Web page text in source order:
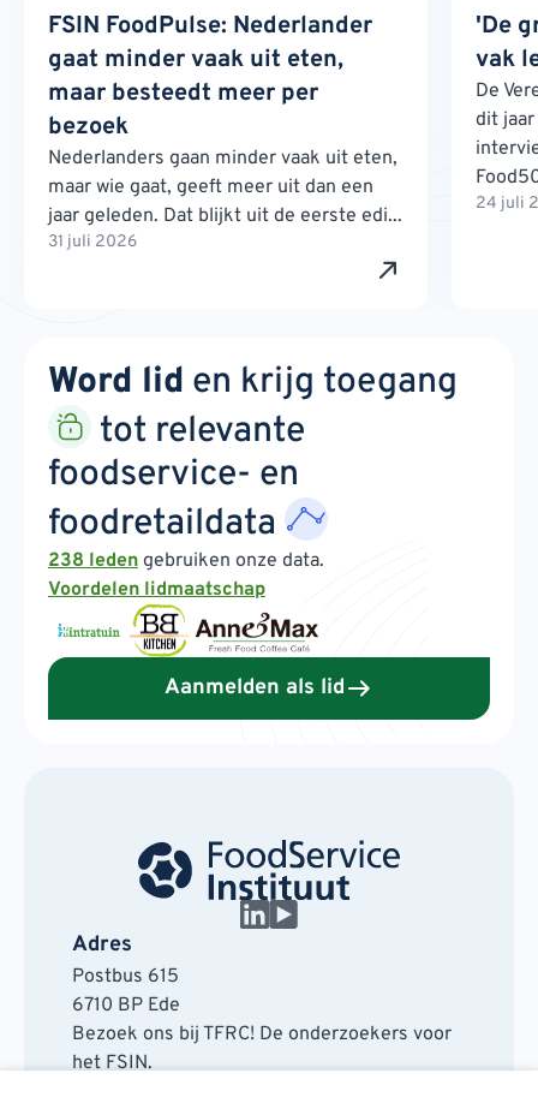
FSIN FoodPulse: Nederlander
gaat minder vaak uit eten,
maar besteedt meer per
bezoek
Nederlanders gaan minder vaak uit eten,
maar wie gaat, geeft meer uit dan een
jaar geleden. Dat blijkt uit de eerste edi...
31 juli 2026
'De
vak
De
dit
24 juli
Word lid en krijg toegang
tot relevante
foodservice- en
foodretaildata
238 leden gebruiken onze data.
Voordelen lidmaatschap
Aanmelden als lid
Adres
Postbus 615
6710 BP Ede
Bezoek ons bij TFRC! De onderzoekers voor
het FSIN.